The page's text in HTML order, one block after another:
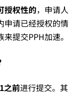
授权性的，申请人
申请已经授权的情
提交PPH加速。
之前进行提交。其